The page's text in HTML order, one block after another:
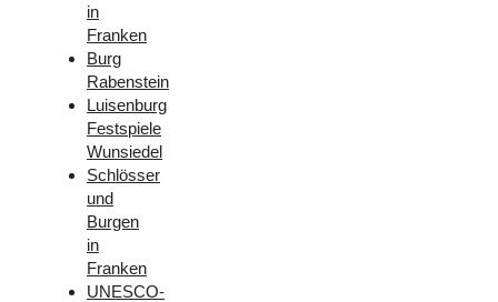
in
Franken
Burg
Rabenstein
Luisenburg
Festspiele
Wunsiedel
Schlösser
und
Burgen
in
Franken
UNESCO-